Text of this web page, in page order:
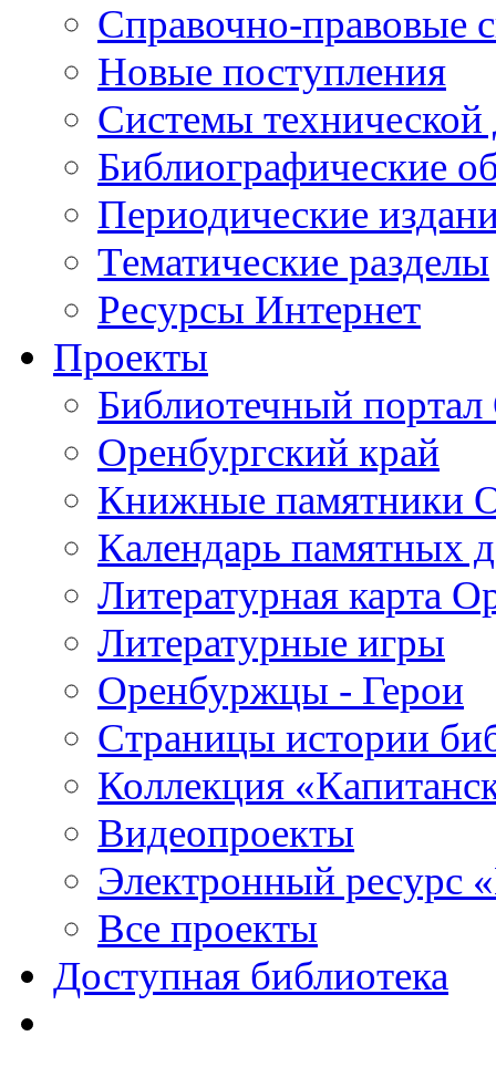
Справочно-правовые
Новые поступления
Cистемы
Библиографические
Периодические
Тематические разделы
Ресурсы Интернет
Проекты
Библиотечный портал
Оренбургский край
Книжные памятники
Календарь памятных
Литературная карта
Литературные игры
Оренбуржцы - Герои
Страницы истории
Коллекция
Видеопроекты
Электронный ресурс
Все проекты
Доступная библиотека